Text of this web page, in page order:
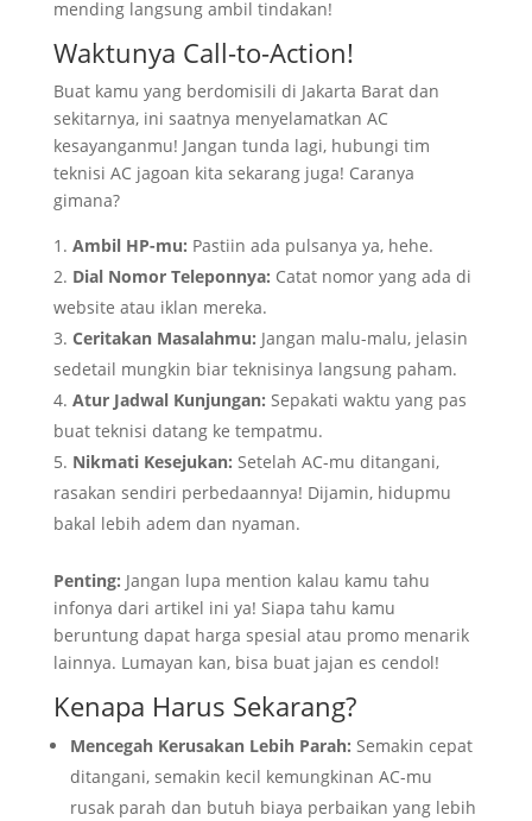
mending langsung ambil tindakan!
Waktunya Call-to-Action!
Buat kamu yang berdomisili di Jakarta Barat dan
sekitarnya, ini saatnya menyelamatkan AC
kesayanganmu! Jangan tunda lagi, hubungi tim
teknisi AC jagoan kita sekarang juga! Caranya
gimana?
Ambil HP-mu: Pastiin ada pulsanya ya, hehe.
Dial Nomor Teleponnya: Catat nomor yang ada di
website atau iklan mereka.
Ceritakan Masalahmu: Jangan malu-malu, jelasin
sedetail mungkin biar teknisinya langsung paham.
Atur Jadwal Kunjungan: Sepakati waktu yang pas
buat teknisi datang ke tempatmu.
Nikmati Kesejukan: Setelah AC-mu ditangani,
rasakan sendiri perbedaannya! Dijamin, hidupmu
bakal lebih adem dan nyaman.
Penting: Jangan lupa mention kalau kamu tahu
infonya dari artikel ini ya! Siapa tahu kamu
beruntung dapat harga spesial atau promo menarik
lainnya. Lumayan kan, bisa buat jajan es cendol!
Kenapa Harus Sekarang?
Mencegah Kerusakan Lebih Parah: Semakin cepat
ditangani, semakin kecil kemungkinan AC-mu
rusak parah dan butuh biaya perbaikan yang lebih